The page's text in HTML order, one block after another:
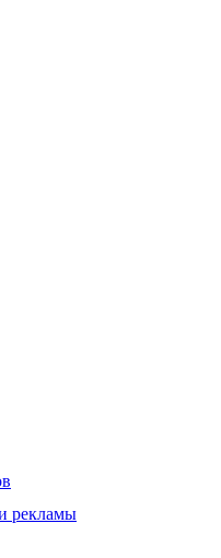
рекламы